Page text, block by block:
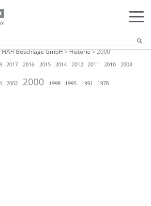
HAFI Beschläge GmbH>Historie>2000
2017 2016 2015 2014 2012 2011 2010 2008
2002 2000 1998 1995 1991 1978